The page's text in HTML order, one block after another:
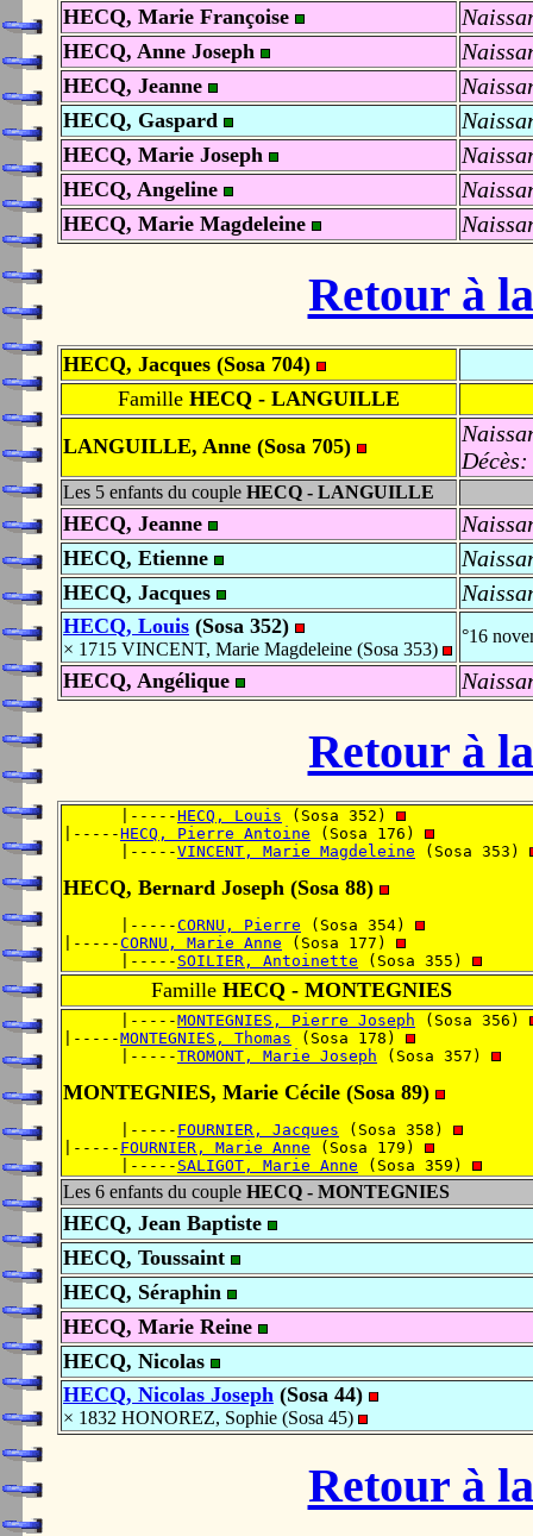
HECQ, Marie Françoise
HECQ, Anne Joseph
HECQ, Jeanne
HECQ, Gaspard
HECQ, Marie Joseph
HECQ, Angeline
HECQ, Marie Magdeleine
Retour à
HECQ, Jacques (Sosa 704)
Famille HECQ - LANGUILLE
LANGUILLE, Anne (Sosa 705)
Décès:
Les 5 enfants du couple HECQ - LANGUILLE
HECQ, Jeanne
HECQ, Etienne
HECQ, Jacques
HECQ, Louis (Sosa 352)
× 1715 VINCENT, Marie Magdeleine (Sosa 353)
°16
HECQ, Angélique
Retour à
      |-----
HECQ, Louis (Sosa 352)
|-----HECQ, Pierre Antoine (Sosa 176)
      |-----
VINCENT, Marie Magdeleine (Sosa 353)
HECQ, Bernard Joseph (Sosa 88)
      |-----
CORNU, Pierre (Sosa 354)
|-----CORNU, Marie Anne (Sosa 177)
      |-----
SOILIER, Antoinette (Sosa 355)
FamilleHECQ - MONTEGNIES
      |-----
MONTEGNIES, Pierre Joseph (Sosa 356)
|-----MONTEGNIES, Thomas (Sosa 178)
      |-----
TROMONT, Marie Joseph (Sosa 357)
MONTEGNIES, Marie Cécile (Sosa 89)
      |-----
FOURNIER, Jacques (Sosa 358)
|----- FOURNIER, Marie Anne (Sosa 179)
      |-----
SALIGOT, Marie Anne (Sosa 359)
Les 6 enfants du couple HECQ - MONTEGNIES
HECQ, Jean Baptiste
HECQ, Toussaint
HECQ, Séraphin
HECQ, Marie Reine
HECQ, Nicolas
HECQ, Nicolas Joseph (Sosa 44)
× 1832 HONOREZ, Sophie (Sosa 45)
Retour à